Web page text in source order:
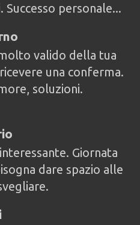
personale...
valido della tua
una conferma.
soluzioni.
Giornata
dare spazio alle